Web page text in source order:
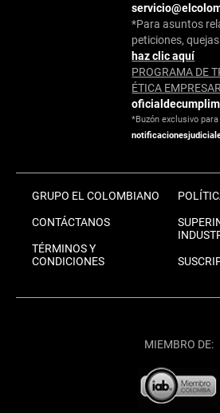
*Para asuntos
peticiones,
haz clic aquí
PROGRAMA DE
ÉTICA
*Buzón exclusivo
GRUPO EL COLOMBIANO
CONTÁCTANOS
TÉRMINOS Y
CONDICIONES
MIEMBRO DE: